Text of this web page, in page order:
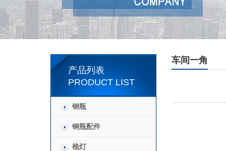
产品列表
PRODUCT LIST
钢瓶
钢瓶配件
桅灯
车间一角